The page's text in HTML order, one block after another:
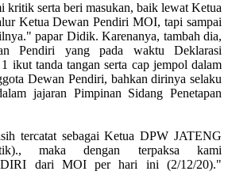
kritik serta beri masukan, baik lewat Ketua
Ketua Dewan Pendiri MOI, tapi sampai
papar Didik. Karenanya, tambah dia,
Pendiri yang pada waktu Deklarasi
ikut tanda tangan serta cap jempol dalam
Dewan Pendiri, bahkan dirinya selaku
jajaran Pimpinan Sidang Penetapan
tercatat sebagai Ketua DPW JATENG
maka dengan terpaksa kami
dari MOI per hari ini (2/12/20)."